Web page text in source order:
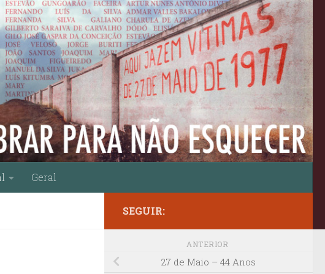
Geral
SEGUIR:
ANTERIOR
27 de Maio – 44 Anos